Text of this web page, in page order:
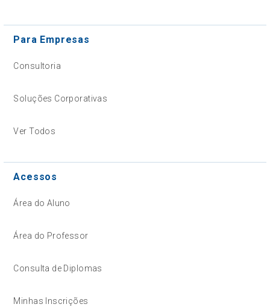
Para Empresas
Consultoria
Soluções Corporativas
Ver Todos
Acessos
Área do Aluno
Área do Professor
Consulta de Diplomas
Minhas Inscrições